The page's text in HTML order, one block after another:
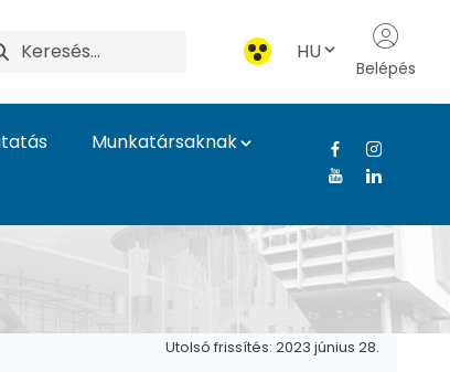
HU
Belépés
Munkatársaknak
Utolsó frissítés: 2023 június 28.